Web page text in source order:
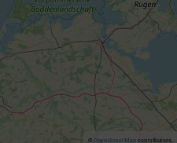
© OpenStreetMapcontributors.